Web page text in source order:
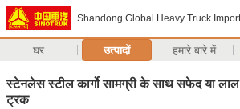
Shandong Global Heavy Truck
घर उत्पादों हमारे बारे में
स्टेनलेस स्टील कार्गो सामग्री के साथ सफेद या
ट्रक